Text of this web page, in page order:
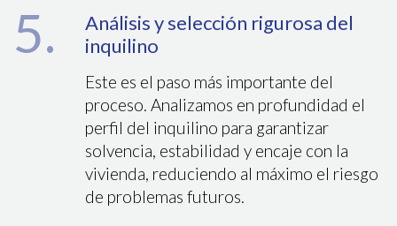
5.
Análisis y selección rigurosa del
inquilino
Este es el paso más importante del
proceso. Analizamos en profundidad el
perfil del inquilino para garantizar
solvencia, estabilidad y encaje con la
vivienda, reduciendo al máximo el riesgo
de problemas futuros.